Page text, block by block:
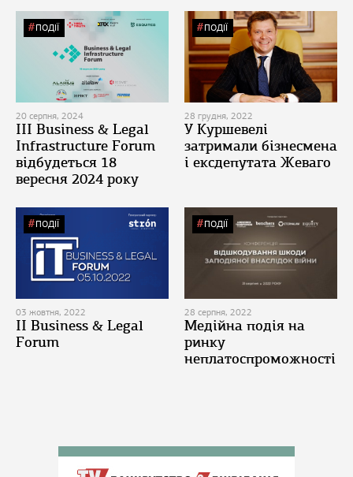
ПОДІЇ
20 серпня, 2024
ІІІ Business & Legal
Infrastructure Forum
відбудеться 18
вересня 2024 року
ПОДІЇ
28 грудня, 2022
У Куршевелі
затримали бізнесмена
і ексдепутата Жеваго
ПОДІЇ
03 жовтня, 2022
II Business & Legal
Forum
ПОДІЇ
28 серпня, 2022
Медійна подія на
ринку
неплатоспроможності